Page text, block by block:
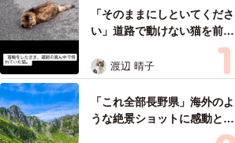
「そのままにしといてくださ
い」道路で動けない猫を前に
返された一言… 懸命に生き
ようとした4日間 「命の重
さはみんな同じ」保護団体代
表の訴え
渡辺 晴子
「これ全部長野県」海外のよ
うな絶景ショットに感動と反
響「離れてからいいところだ